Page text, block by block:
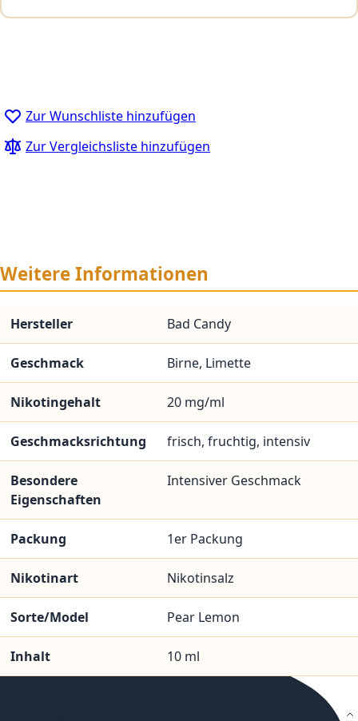
Zur Wunschliste hinzufügen
Zur Vergleichsliste hinzufügen
Weitere Informationen
Hersteller Bad Candy
Geschmack Birne, Limette
Nikotingehalt 20 mg/ml
Geschmacksrichtung frisch, fruchtig, intensiv
Besondere
Eigenschaften
Intensiver Geschmack
Packung 1er Packung
Nikotinart Nikotinsalz
Sorte/Model Pear Lemon
Inhalt 10 ml